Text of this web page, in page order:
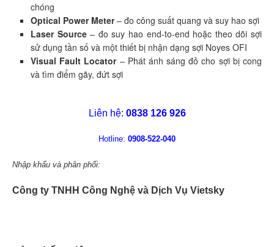
chóng
Optical Power Meter– đo công suất quang và suy hao sợi
Laser Source– đo suy hao end-to-end hoặc theo dõi sợi
sử dụng tần số và một thiết bị nhận dạng sợi Noyes OFI
Visual Fault Locator – Phát ánh sáng đỏ cho sợi bị cong
và tìm điểm gãy, đứt sợi
Liên hệ: 0838 126 926
Hotline: 0908-522-040
Nhập khẩu và phân phối:
Công ty TNHH Công Nghệ và Dịch Vụ Vietsky